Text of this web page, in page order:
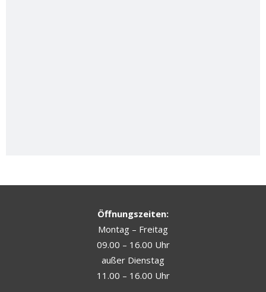
Öffnungszeiten:
Montag – Freitag
09.00 – 16.00 Uhr
außer Dienstag
11.00 – 16.00 Uhr